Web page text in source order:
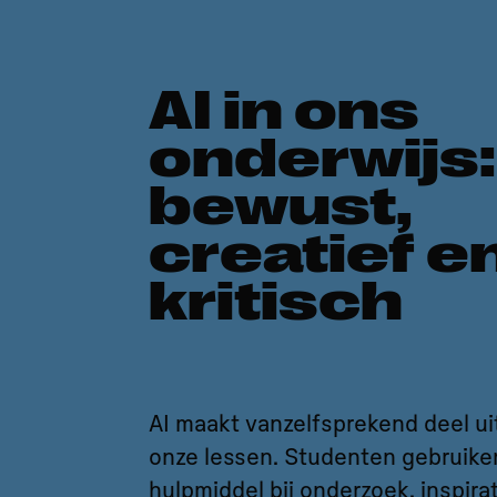
AI in ons
onderwijs:
bewust,
creatief
kritisch
AI maakt vanzelfsprekend deel
onze lessen. Studenten
hulpmiddel bij onderzoek,